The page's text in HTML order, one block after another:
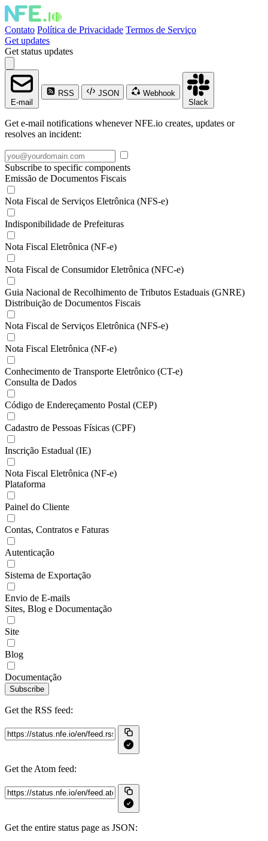
Contato Política de Privacidade Termos de Serviço
Get updates
Get status updates
E-mail
RSS JSON
Webhook
Slack
Get e-mail notifications whenever NFE.io creates, updates or
resolves an incident:
Subscribe to specific components
Emissão de Documentos Fiscais
Nota Fiscal de Serviços Eletrônica (NFS-e)
Indisponibilidade de Prefeituras
Nota Fiscal Eletrônica (NF-e)
Nota Fiscal de Consumidor Eletrônica (NFC-e)
Guia Nacional de Recolhimento de Tributos Estaduais (GNRE)
Distribuição de Documentos Fiscais
Nota Fiscal de Serviços Eletrônica (NFS-e)
Nota Fiscal Eletrônica (NF-e)
Conhecimento de Transporte Eletrônico (CT-e)
Consulta de Dados
Código de Endereçamento Postal (CEP)
Cadastro de Pessoas Físicas (CPF)
Inscrição Estadual (IE)
Nota Fiscal Eletrônica (NF-e)
Plataforma
Painel do Cliente
Contas, Contratos e Faturas
Autenticação
Sistema de Exportação
Envio de E-mails
Sites, Blog e Documentação
Site
Blog
Documentação
Subscribe
Get the RSS feed:
Get the Atom feed:
Get the entire status page as JSON: